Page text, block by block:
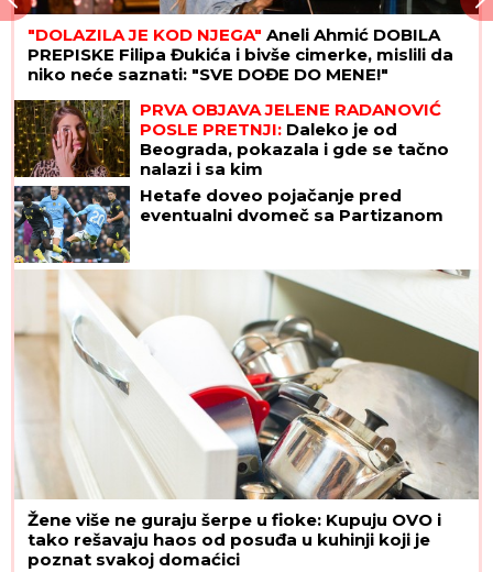
"DOLAZILA JE KOD NJEGA" Aneli Ahmić DOBILA
PREPISKE Filipa Đukića i bivše cimerke, mislili da
niko neće saznati: "SVE DOĐE DO MENE!"
PRVA OBJAVA JELENE RADANOVIĆ
POSLE PRETNJI: Daleko je od
Beograda, pokazala i gde se tačno
nalazi i sa kim
Hetafe doveo pojačanje pred
eventualni dvomeč sa Partizanom
Žene više ne guraju šerpe u fioke: Kupuju OVO i
tako rešavaju haos od posuđa u kuhinji koji je
poznat svakoj domaćici